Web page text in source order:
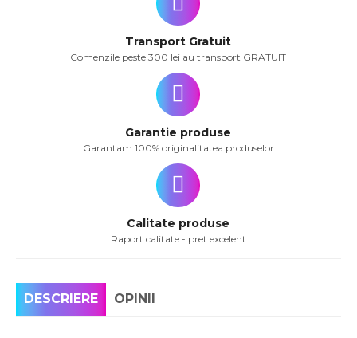
Transport Gratuit
Comenzile peste 300 lei au transport GRATUIT
Garantie produse
Garantam 100% originalitatea produselor
Calitate produse
Raport calitate - pret excelent
DESCRIERE OPINII